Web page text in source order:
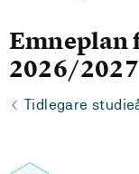
Emneplan
2026/2027
Tidlegare